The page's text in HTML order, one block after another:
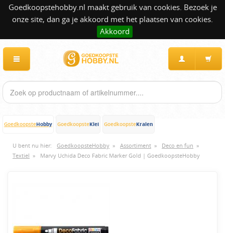
Goedkoopstehobby.nl maakt gebruik van cookies. Bezoek je
onze site, dan ga je akkoord met het plaatsen van cookies.
Akkoord
GoedkoopsteHobby GoedkoopsteKlei GoedkoopsteKralen
U bent nu hier: GoedkoopsteHobby » Assortiment » Deco en fun »
Textiel » Marvy Uchida Deco Fabric Marker Gold | GoedkoopsteHobby